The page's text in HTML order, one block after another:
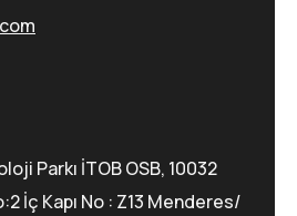
Parkı İTOB OSB, 10032
İç Kapı No : Z13 Menderes/